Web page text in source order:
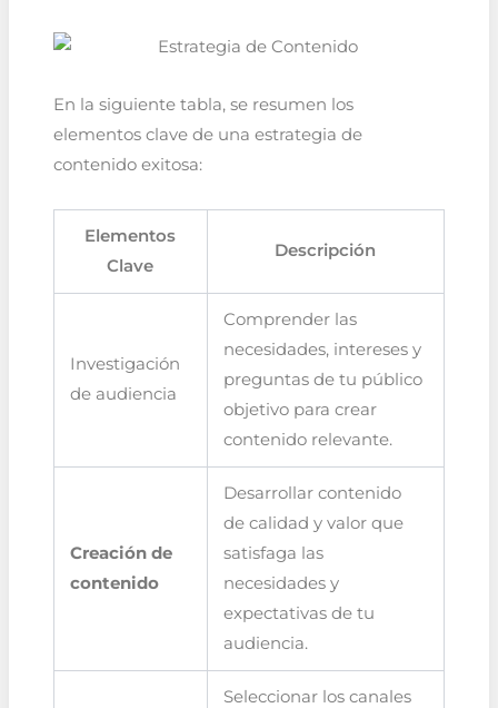
En la siguiente tabla, se resumen los
elementos clave de una estrategia de
contenido exitosa:
Elementos
Clave
Descripción
Investigación
de audiencia
Comprender las
necesidades, intereses y
preguntas de tu público
objetivo para crear
contenido relevante.
Creación de
contenido
Desarrollar contenido
de calidad y valor que
satisfaga las
necesidades y
expectativas de tu
audiencia.
Seleccionar los canales